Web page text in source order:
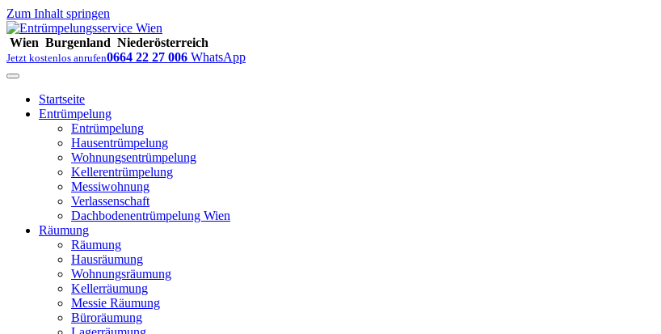
Zum Inhalt springen
Wien Burgenland Niederösterreich
Jetzt kostenlos anrufen0664 22 27 006 WhatsApp
Startseite
Entrümpelung
Entrümpelung
Hausentrümpelung
Wohnungsentrümpelung
Kellerentrümpelung
Messiwohnung
Verlassenschaft
Dachbodenentrümpelung Wien
Räumung
Räumung
Hausräumung
Wohnungsräumung
Kellerräumung
Messie Räumung
Büroräumung